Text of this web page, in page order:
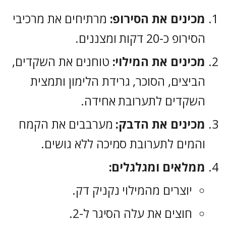
מכינים את הסירופ: מרתיחים את מרכיבי
הסירופ כ-20 דקות ומצננים.
מכינים את המילוי: טוחנים את השקדים,
הביצים, הסוכר, גרידת הלימון ותמצית
השקדים לתערובת אחידה.
מכינים את הדבק: מערבבים את הקמח
והמים לתערובת סמיכה ללא גושים.
ממלאים ומגלגלים:
יוצרים מהמילוי נקניק דק.
חוצים את עלה הסיגר ל-2.